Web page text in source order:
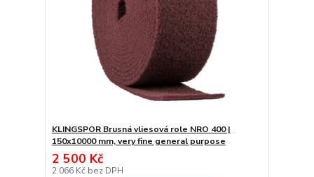
KLINGSPOR Brusná vliesová role NRO 400 |
150x10000 mm, very fine general purpose
2 500 Kč
2 066 Kč bez DPH